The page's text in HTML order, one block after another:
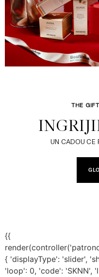
THE
UN CADOU CE
{{
{ 'displayType': 'slider',
'loop': 0, 'code': 'SKNN',